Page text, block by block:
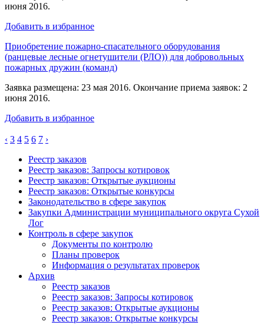
июня 2016.
Добавить в избранное
Приобретение пожарно-спасательного оборудования
(ранцевые лесные огнетушители (РЛО)) для добровольных
пожарных дружин (команд)
Заявка размещена: 23 мая 2016. Окончание приема заявок: 2
июня 2016.
Добавить в избранное
‹ 3 4 5 6 7 ›
Реестр заказов
Реестр заказов: Запросы котировок
Реестр заказов: Открытые аукционы
Реестр заказов: Открытые конкурсы
Законодательство в сфере закупок
Закупки Администрации муниципального округа Сухой
Лог
Контроль в сфере закупок
Документы по контролю
Планы проверок
Информация о результатах проверок
Архив
Реестр заказов
Реестр заказов: Запросы котировок
Реестр заказов: Открытые аукционы
Реестр заказов: Открытые конкурсы